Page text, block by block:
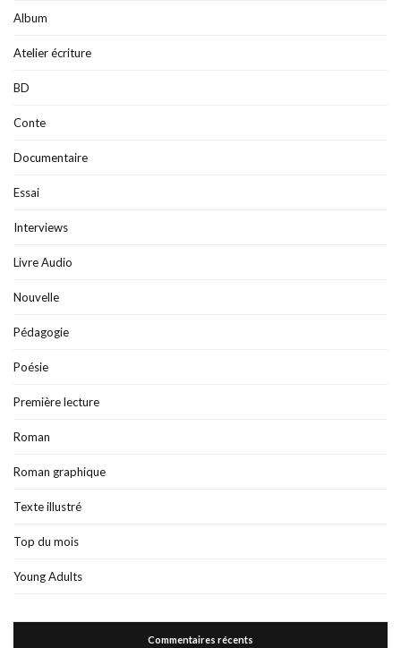
Album
Atelier écriture
BD
Conte
Documentaire
Essai
Interviews
Livre Audio
Nouvelle
Pédagogie
Poésie
Première lecture
Roman
Roman graphique
Texte illustré
Top du mois
Young Adults
Commentaires récents